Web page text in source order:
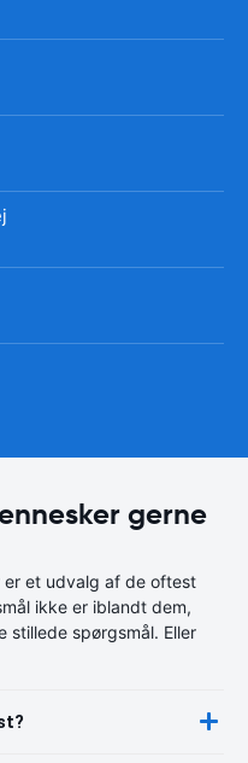
gerne
er et udvalg af de oftest
ikke er iblandt dem,
stillede spørgsmål. Eller